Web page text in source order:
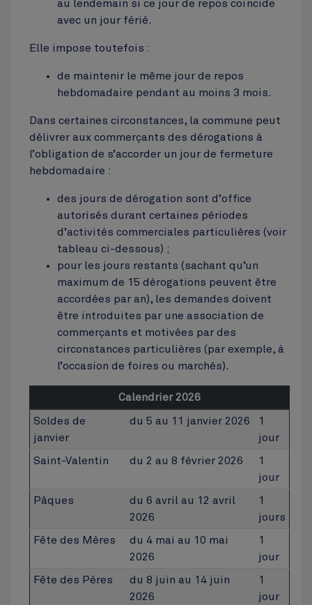
au lendemain si ce jour de repos coïncide
avec un jour férié.
Elle impose toutefois :
de maintenir le même jour de repos
hebdomadaire pendant au moins 3 mois.
Dans certaines circonstances, la commune peut
délivrer aux commerçants des dérogations à
l’obligation de s’accorder un jour de fermeture
hebdomadaire :
des jours de dérogation sont d’office
autorisés durant certaines périodes
d’activités commerciales particulières (voir
tableau ci-dessous) ;
pour les jours restants (sachant qu’un
maximum de 15 dérogations peuvent être
accordées par an), les demandes doivent
être introduites par une association de
commerçants et motivées par des
circonstances particulières (par exemple, à
l’occasion de foires ou marchés).
Calendrier 2026
Soldes de
janvier
du 5 au 11 janvier 2026
1
jour
Saint-Valentin du 2 au 8 février 2026
1
jour
Pâques
du 6 avril au 12 avril
2026
1
jours
Fête des Mères
du 4 mai au 10 mai
2026
1
jour
Fête des Pères
du 8 juin au 14 juin
2026
1
jour